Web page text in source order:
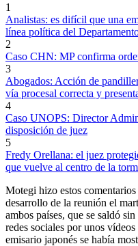
1
Analistas: es difícil que una
línea política del
2
Caso CHN: MP confirma
3
Abogados: Acción de
vía procesal correcta y
4
Caso UNOPS: Director
disposición de juez
5
Fredy Orellana: el juez
que vuelve al centro de la
Motegi hizo estos
desarrollo de la reunión el
ambos países, que se saldó
redes sociales por unos
emisario japonés se había